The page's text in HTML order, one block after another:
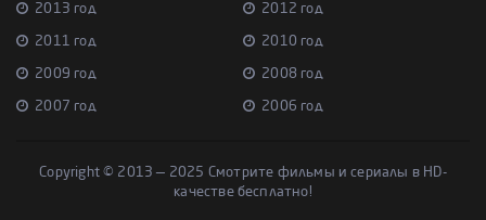
2013 год 2012 год
2011 год 2010 год
2009 год 2008 год
2007 год 2006 год
Copyright © 2013 — 2025 Смотрите фильмы и сериалы в HD-
качестве бесплатно!